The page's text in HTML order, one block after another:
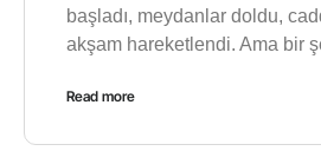
başladı, meydanlar doldu,
akşam hareketlendi. Ama bir
Read more